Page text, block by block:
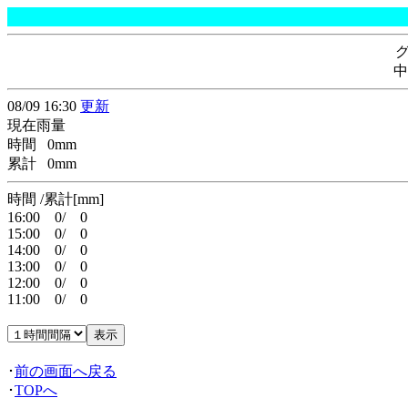
08/09 16:30 更新
現在雨量
時間 0mm
累計 0mm
時間 /累計[mm]
16:00 0/ 0
15:00 0/ 0
14:00 0/ 0
13:00 0/ 0
12:00 0/ 0
11:00 0/ 0
･前の画面へ戻る
･TOPへ